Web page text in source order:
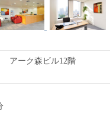
アーク森ビル12階